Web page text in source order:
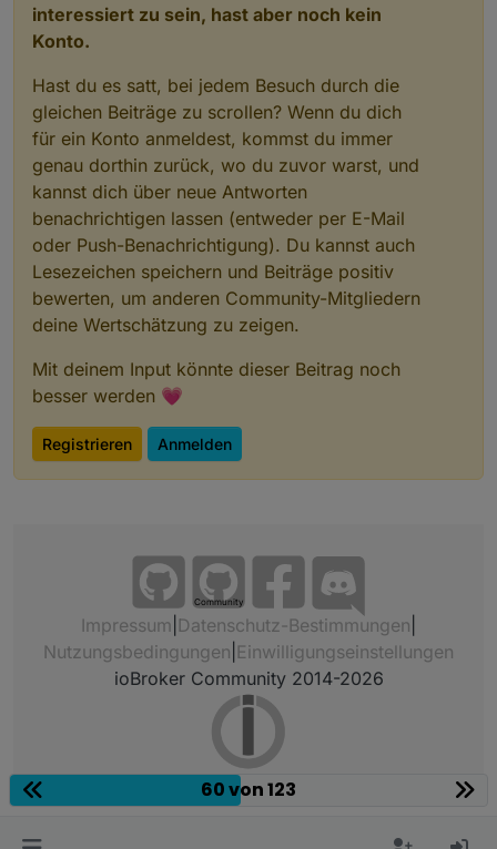
interessiert zu sein, hast aber noch kein
Konto.
Hast du es satt, bei jedem Besuch durch die
gleichen Beiträge zu scrollen? Wenn du dich
für ein Konto anmeldest, kommst du immer
genau dorthin zurück, wo du zuvor warst, und
kannst dich über neue Antworten
benachrichtigen lassen (entweder per E-Mail
oder Push-Benachrichtigung). Du kannst auch
Lesezeichen speichern und Beiträge positiv
bewerten, um anderen Community-Mitgliedern
deine Wertschätzung zu zeigen.
Mit deinem Input könnte dieser Beitrag noch
besser werden 💗
Registrieren Anmelden
Community
Impressum Datenschutz-Bestimmungen
Nutzungsbedingungen Einwilligungseinstellungen
ioBroker Community 2014-2026
60 von 123